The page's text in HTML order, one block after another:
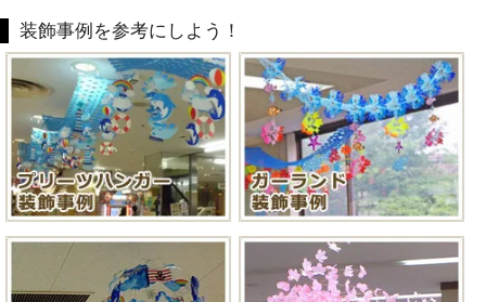
装飾事例を参考にしよう！